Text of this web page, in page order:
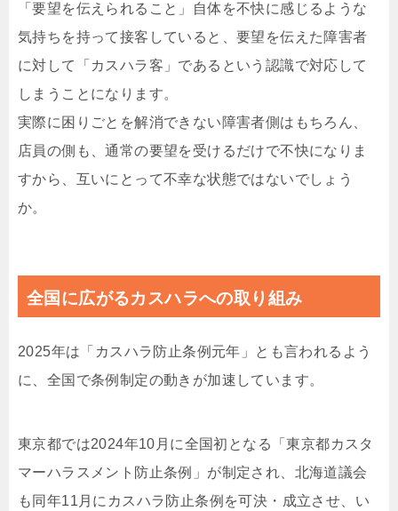
「要望を伝えられること」自体を不快に感じるような
気持ちを持って接客していると、要望を伝えた障害者
に対して「カスハラ客」であるという認識で対応して
しまうことになります。
実際に困りごとを解消できない障害者側はもちろん、
店員の側も、通常の要望を受けるだけで不快になりま
すから、互いにとって不幸な状態ではないでしょう
か。
全国に広がるカスハラへの取り組み
2025年は「カスハラ防止条例元年」とも言われるよう
に、全国で条例制定の動きが加速しています。
東京都では2024年10月に全国初となる「東京都カスタ
マーハラスメント防止条例」が制定され、北海道議会
も同年11月にカスハラ防止条例を可決・成立させ、い